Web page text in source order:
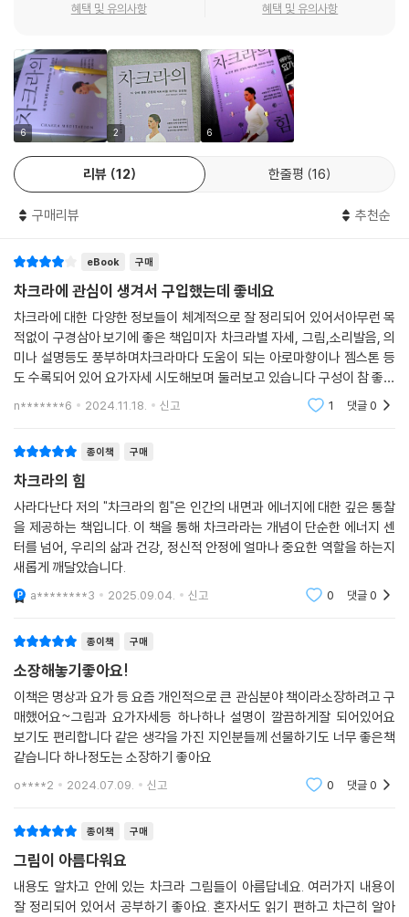
가득 차 있다는 것과 그만큼 소중하다는 점을 깨우치게 된다.
혜택 및 유의사항 혜택 및 유의사항
6 2 6
리뷰 12 한줄평 16
구매리뷰 추천순
eBook 구매
차크라에 관심이 생겨서 구입했는데 좋네요
차크라에 대한 다양한 정보들이 체계적으로 잘 정리되어 있어서아무런 목
적없이 구경삼아 보기에 좋은 책입미자 차크라별 자세, 그림,소리발음, 의
미나 설명등도 풍부하며차크라마다 도움이 되는 아로마향이나 젬스톤 등
도 수록되어 있어 요가자세 시도해보며 둘러보고 있습니다 구성이 참 좋습
n*******6 2024.11.18. 신고 1 댓글0
종이책 구매
차크라의 힘
사라다난다 저의 "차크라의 힘"은 인간의 내면과 에너지에 대한 깊은 통찰
을 제공하는 책입니다. 이 책을 통해 차크라라는 개념이 단순한 에너지 센
터를 넘어, 우리의 삶과 건강, 정신적 안정에 얼마나 중요한 역할을 하는지
새롭게 깨달았습니다.
a********3 2025.09.04. 신고 0 댓글0
종이책 구매
소장해놓기좋아요!
이책은 명상과 요가 등 요즘 개인적으로 큰 관심분야 책이라소장하려고 구
매했어요~그림과 요가자세등 하나하나 설명이 깔끔하게잘 되어있어요
보기도 편리합니다 같은 생각을 가진 지인분들께 선물하기도 너무 좋은책
같습니다 하나정도는 소장하기 좋아요
o****2 2024.07.09. 신고 0 댓글0
종이책 구매
그림이 아름다워요
내용도 알차고 안에 있는 차크라 그림들이 아름답네요. 여러가지 내용이
잘 정리되어 있어서 공부하기 좋아요. 혼자서도 읽기 편하고 차근히 알아